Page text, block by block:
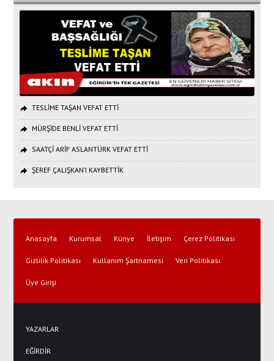
TESLİME TAŞAN VEFAT ETTİ
MÜRŞİDE BENLİ VEFAT ETTİ
SAATÇİ ARİF ASLANTÜRK VEFAT ETTİ
ŞEREF ÇALIŞKAN’I KAYBETTİK
Anasayfa Kurumsal Künye İletişim Çerez Politikası
Gizlilik Politikası Kullanım Şartnamesi Veri Politikası
Üye Girişi
YAZARLAR
EĞİRDİR